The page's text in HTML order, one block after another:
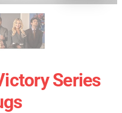
Series